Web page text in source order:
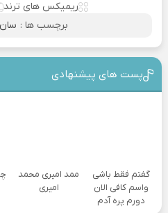
ریمیکس های ترند
برچسب ها :
پست های پیشنهادی
گفتم فقط باشی
واسم کافی الان
دورم پره آدم
ممد امیری محمد
امیری